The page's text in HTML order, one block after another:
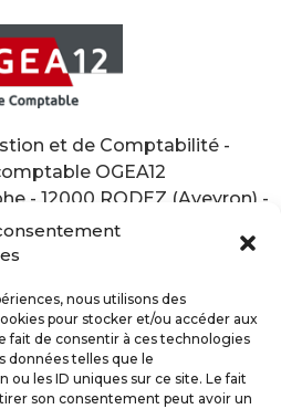
nous utilisons des
pour stocker et/ou accéder aux
fait de consentir à ces technologies
données telles que le
les ID uniques sur ce site. Le fait
son consentement peut avoir un
et de Comptabilité -
OGEA12
- 12000 RODEZ (Aveyron) -
65 77 23 00
PLAN D’ACCÈS